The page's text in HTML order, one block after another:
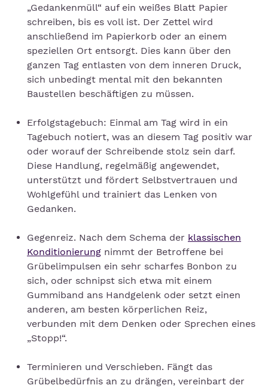
„Gedankenmüll“ auf ein weißes Blatt Papier
schreiben, bis es voll ist. Der Zettel wird
anschließend im Papierkorb oder an einem
speziellen Ort entsorgt. Dies kann über den
ganzen Tag entlasten von dem inneren Druck,
sich unbedingt mental mit den bekannten
Baustellen beschäftigen zu müssen.
Erfolgstagebuch: Einmal am Tag wird in ein
Tagebuch notiert, was an diesem Tag positiv war
oder worauf der Schreibende stolz sein darf.
Diese Handlung, regelmäßig angewendet,
unterstützt und fördert Selbstvertrauen und
Wohlgefühl und trainiert das Lenken von
Gedanken.
Gegenreiz. Nach dem Schema der klassischen
Konditionierung nimmt der Betroffene bei
Grübelimpulsen ein sehr scharfes Bonbon zu
sich, oder schnipst sich etwa mit einem
Gummiband ans Handgelenk oder setzt einen
anderen, am besten körperlichen Reiz,
verbunden mit dem Denken oder Sprechen eines
„Stopp!“.
Terminieren und Verschieben. Fängt das
Grübelbedürfnis an zu drängen, vereinbart der